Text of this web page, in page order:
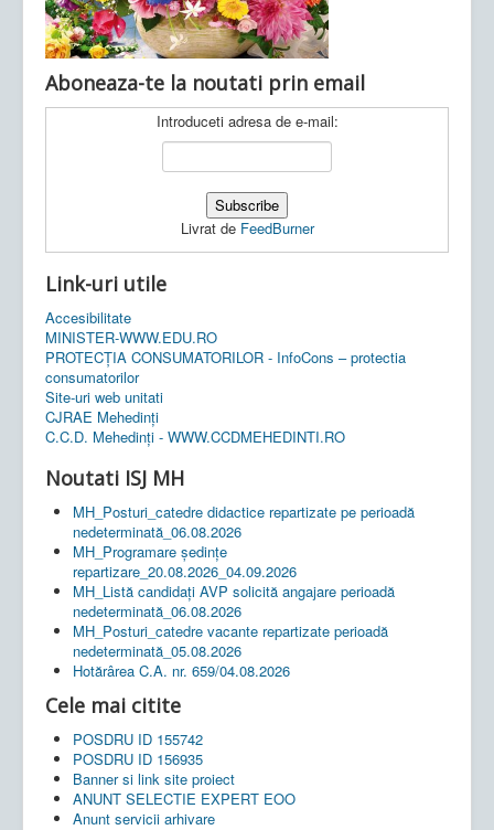
Aboneaza-te la noutati prin email
Introduceti adresa de e-mail:
Livrat de FeedBurner
Link-uri utile
Accesibilitate
MINISTER-WWW.EDU.RO
PROTECȚIA CONSUMATORILOR - InfoCons – protectia
consumatorilor
Site-uri web unitati
CJRAE Mehedinți
C.C.D. Mehedinţi - WWW.CCDMEHEDINTI.RO
Noutati ISJ MH
MH_Posturi_catedre didactice repartizate pe perioadă
nedeterminată_06.08.2026
MH_Programare ședințe
repartizare_20.08.2026_04.09.2026
MH_Listă candidați AVP solicită angajare perioadă
nedeterminată_06.08.2026
MH_Posturi_catedre vacante repartizate perioadă
nedeterminată_05.08.2026
Hotărârea C.A. nr. 659/04.08.2026
Cele mai citite
POSDRU ID 155742
POSDRU ID 156935
Banner si link site proiect
ANUNT SELECTIE EXPERT EOO
Anunt servicii arhivare